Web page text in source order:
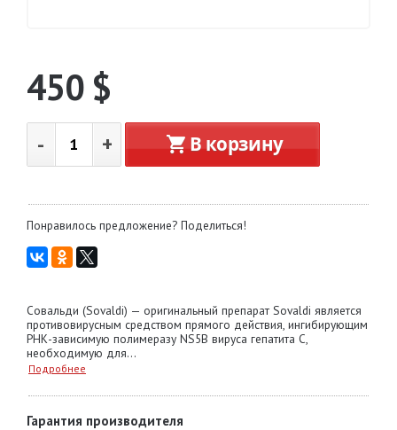
450 $
- + В корзину
Понравилось предложение? Поделиться!
Совальди (Sovaldi) — оригинальный препарат Sovaldi является
противовирусным средством прямого действия, ингибирующим
РНК-зависимую полимеразу NS5B вируса гепатита С,
необходимую для...
Подробнее
Гарантия производителя